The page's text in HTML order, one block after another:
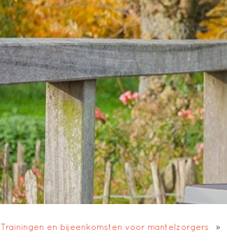
Trainingen en bijeenkomsten voor mantelzorgers »